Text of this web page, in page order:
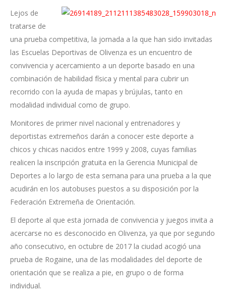
Lejos de
tratarse de
una prueba competitiva, la jornada a la que han sido invitadas
las Escuelas Deportivas de Olivenza es un encuentro de
convivencia y acercamiento a un deporte basado en una
combinación de habilidad física y mental para cubrir un
recorrido con la ayuda de mapas y brújulas, tanto en
modalidad individual como de grupo.
Monitores de primer nivel nacional y entrenadores y
deportistas extremeños darán a conocer este deporte a
chicos y chicas nacidos entre 1999 y 2008, cuyas familias
realicen la inscripción gratuita en la Gerencia Municipal de
Deportes a lo largo de esta semana para una prueba a la que
acudirán en los autobuses puestos a su disposición por la
Federación Extremeña de Orientación.
El deporte al que esta jornada de convivencia y juegos invita a
acercarse no es desconocido en Olivenza, ya que por segundo
año consecutivo, en octubre de 2017 la ciudad acogió una
prueba de Rogaine, una de las modalidades del deporte de
orientación que se realiza a pie, en grupo o de forma
individual.